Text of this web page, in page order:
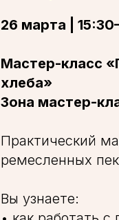
26 марта |
Мастер-класс
хлеба»
Зона мастер-
Практический
ремесленных
Вы узнаете: